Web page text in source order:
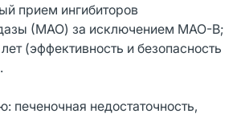
прием ингибиторов
(МАО) за исключением МАО-В;
(эффективность и безопасность
печеночная недостаточность,